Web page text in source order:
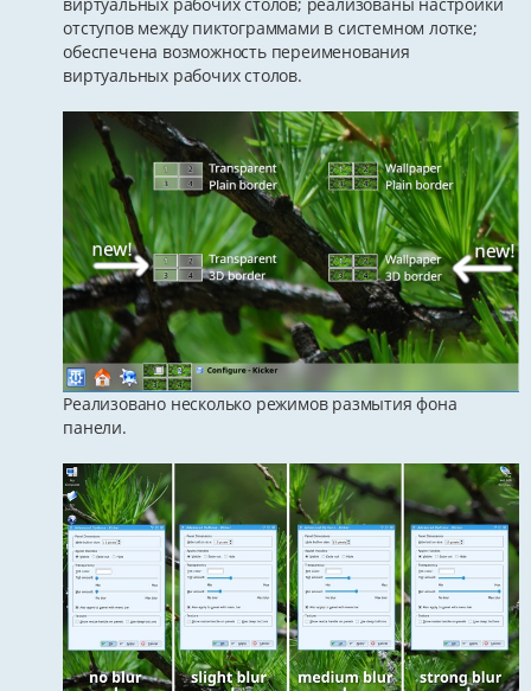
отступов между пиктограммами в системном лотке;
обеспечена возможность переименования
виртуальных рабочих столов.
Реализовано несколько режимов размытия фона
панели.